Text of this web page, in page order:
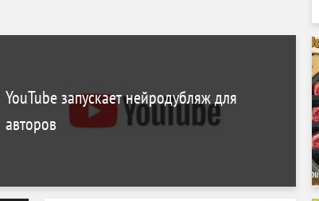
YouTube запускает нейродубляж для
авторов